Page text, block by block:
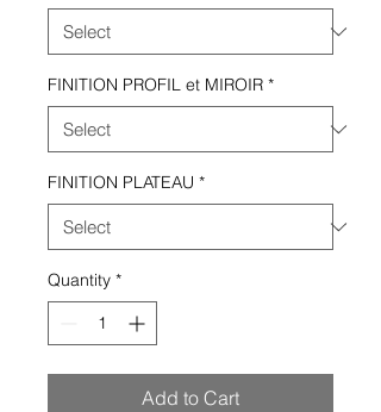
FINITION PROFIL et MIROIR *
FINITION PLATEAU *
Quantity *
Add to Cart